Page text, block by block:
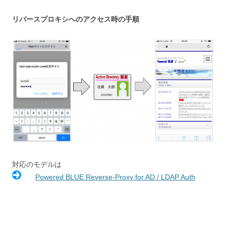
リバースプロキシへのアクセス時の手順
対応のモデルは
Powered BLUE Reverse-Proxy for AD / LDAP Auth